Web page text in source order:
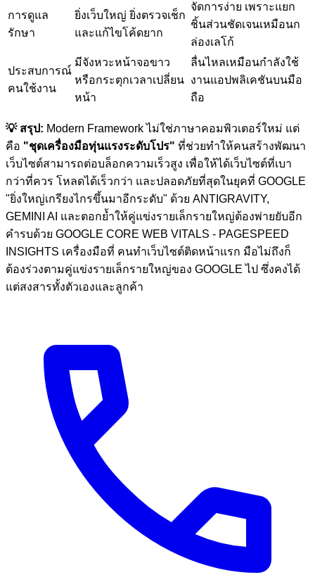
การดูแล
รักษา
ยิ่งเว็บใหญ่ ยิ่งตรวจเช็ก
และแก้ไขโค้ดยาก
จัดการง่าย เพราะแยก
ชิ้นส่วนชัดเจนเหมือนก
ล่องเลโก้
ประสบการณ์
คนใช้งาน
มีจังหวะหน้าจอขาว
หรือกระตุกเวลาเปลี่ยน
หน้า
ลื่นไหลเหมือนกำลังใช้
งานแอปพลิเคชันบนมือ
ถือ
💡 สรุป: Modern Framework ไม่ใช่ภาษาคอมพิวเตอร์ใหม่ แต่
คือ "ชุดเครื่องมือทุ่นแรงระดับโปร" ที่ช่วยทำให้คนสร้างพัฒนา
เว็บไซต์สามารถต่อบล็อกความเร็วสูง เพื่อให้ได้เว็บไซต์ที่เบา
กว่าที่ควร โหลดได้เร็วกว่า และปลอดภัยที่สุดในยุคที่ GOOGLE
"ยิ่งใหญ่เกรียงไกรขึ้นมาอีกระดับ" ด้วย ANTIGRAVITY,
GEMINI AI และตอกย้ำให้คู่แข่งรายเล็กรายใหญ่ต้องพ่ายยับอีก
คำรบด้วย GOOGLE CORE WEB VITALS - PAGESPEED
INSIGHTS เครื่องมือที่ คนทำเว็บไซต์ติดหน้าแรก มือไม่ถึงก็
ต้องร่วงตามคู่แข่งรายเล็กรายใหญ่ของ GOOGLE ไป ซึ่งคงได้
แต่สงสารทั้งตัวเองและลูกค้า